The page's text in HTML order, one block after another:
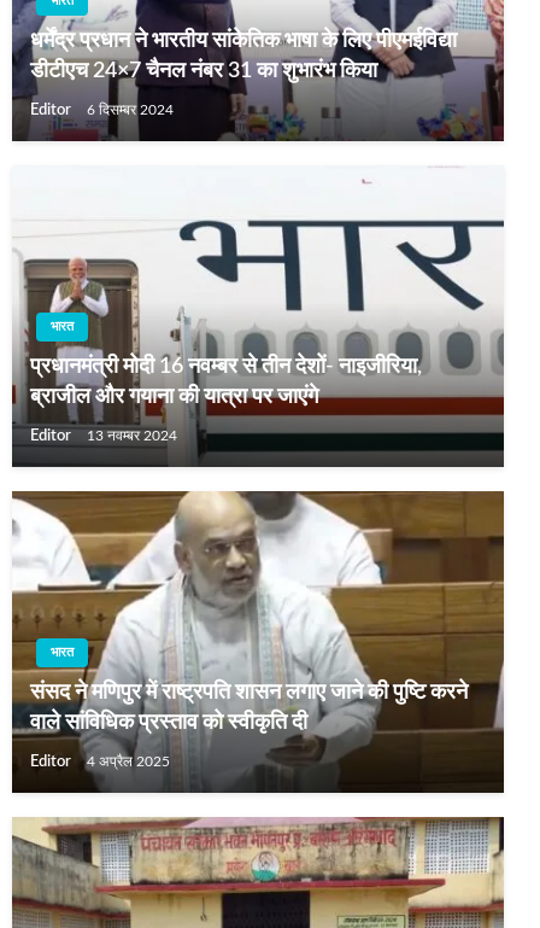
धर्मेंद्र प्रधान ने भारतीय सांकेतिक भाषा के लिए पीएमईविद्या
डीटीएच 24×7 चैनल नंबर 31 का शुभारंभ किया
Editor 6 दिसम्बर 2024
भारत
प्रधानमंत्री मोदी 16 नवम्‍बर से तीन देशों- नाइजीरिया,
ब्राजील और गयाना की यात्रा पर जाएंगे
Editor 13 नवम्बर 2024
भारत
संसद ने मणिपुर में राष्‍ट्रपति शासन लगाए जाने की पुष्टि करने
वाले सांविधिक प्रस्‍ताव को स्‍वीकृति दी
Editor 4 अप्रैल 2025